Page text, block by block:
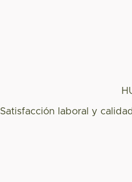
Satisfacción laboral y